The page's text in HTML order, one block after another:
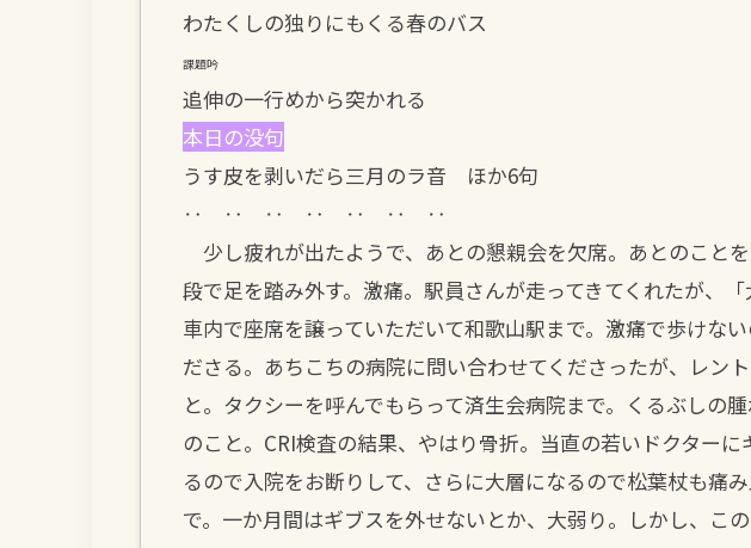
わたくしの独りにもくる春のバス
課題吟
追伸の一行めから突かれる
本日の没句
うす皮を剥いだら三月のラ音 ほか6句
‥ ‥ ‥ ‥ ‥ ‥ ‥
少し疲れが出たようで、あとの懇親会を欠席。あとのこと
段で足を踏み外す。激痛。駅員さんが走ってきてくれたが、
車内で座席を譲っていただいて和歌山駅まで。激痛で歩けな
ださる。あちこちの病院に問い合わせてくださったが、レン
と。タクシーを呼んでもらって済生会病院まで。くるぶしの
のこと。CRI検査の結果、やはり骨折。当直の若いドクター
るので入院をお断りして、さらに大層になるので松葉杖も痛
で。一か月間はギブスを外せないとか、大弱り。しかし、こ